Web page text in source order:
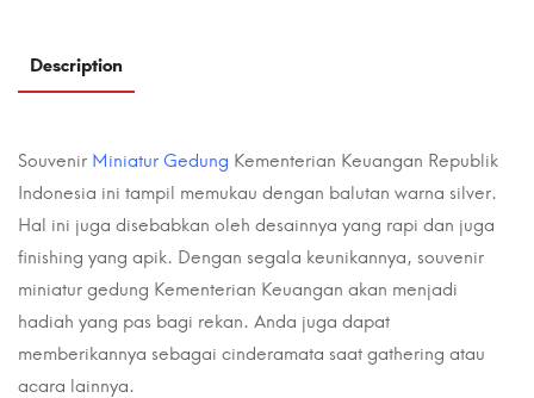
Description
Souvenir Miniatur Gedung Kementerian Keuangan Republik
Indonesia ini tampil memukau dengan balutan warna silver.
Hal ini juga disebabkan oleh desainnya yang rapi dan juga
finishing yang apik. Dengan segala keunikannya, souvenir
miniatur gedung Kementerian Keuangan akan menjadi
hadiah yang pas bagi rekan. Anda juga dapat
memberikannya sebagai cinderamata saat gathering atau
acara lainnya.